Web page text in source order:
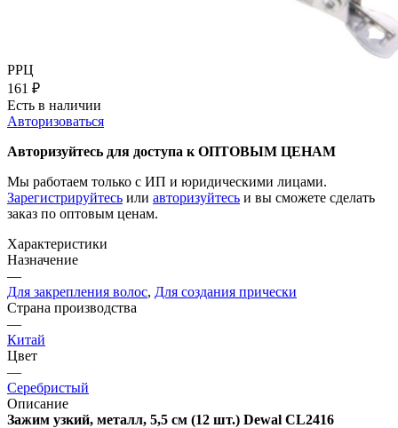
РРЦ
161 ₽
Есть в наличии
Авторизоваться
Авторизуйтесь для доступа к ОПТОВЫМ ЦЕНАМ
Мы работаем только с ИП и юридическими лицами.
Зарегистрируйтесь или авторизуйтесь и вы сможете сделать
заказ по оптовым ценам.
Характеристики
Назначение
—
Для закрепления волос, Для создания прически
Страна производства
—
Китай
Цвет
—
Серебристый
Описание
Зажим узкий, металл, 5,5 см (12 шт.) Dewal CL2416